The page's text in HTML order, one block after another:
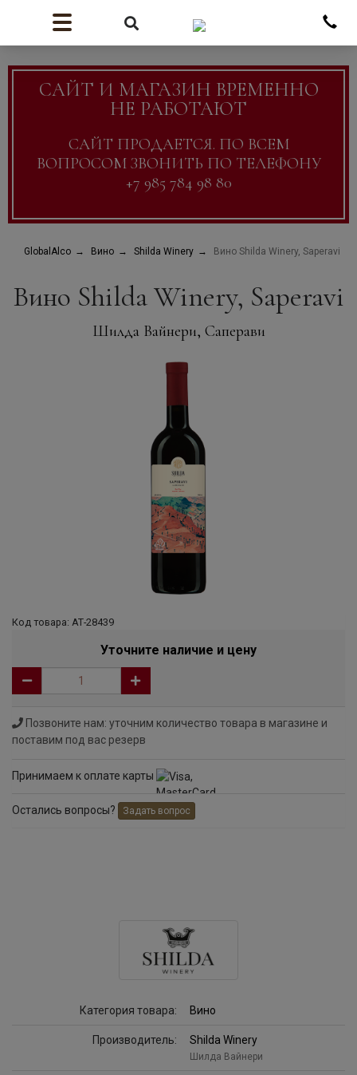
САЙТ И МАГАЗИН ВРЕМЕННО
НЕ РАБОТАЮТ
САЙТ ПРОДАЕТСЯ. ПО ВСЕМ
ВОПРОСОМ ЗВОНИТЬ ПО ТЕЛЕФОНУ
+7 985 784 98 80
GlobalAlco Вино Shilda Winery Вино Shilda Winery, Saperavi
Вино Shilda Winery, Saperavi
Шилда Вайнери, Саперави
Код товара: АТ-28439
Уточните наличие и цену
Позвоните нам: уточним количество товара в магазине и
поставим под вас резерв
Принимаем к оплате карты
Остались вопросы? Задать вопрос
Категория товара: Вино
Производитель: Shilda Winery
Шилда Вайнери